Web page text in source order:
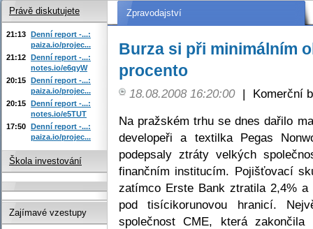
Zpravodajství
Burza si při minimálním
procento
18.08.2008 16:20:00 |
Komerční
Na pražském trhu se dnes dařilo
developeři a textilka Pegas
podepsaly ztráty velkých
finančním institucím. Pojišťovací
zatímco Erste Bank ztratila 2,4%
pod tisícikorunovou hranicí.
společnost CME, která
Právě diskutujete
21:13 Denní report -...:
paiza.io/projec...
21:12 Denní report -...:
notes.io/e6qyW
20:15 Denní report -...:
paiza.io/projec...
20:15 Denní report -...:
notes.io/e5TUT
17:50 Denní report -...:
paiza.io/projec...
Škola investování
Zajímavé vzestupy